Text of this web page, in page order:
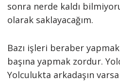
sonra nerde kaldı
olarak saklayacağım.
Bazı işleri beraber
başına yapmak zordur.
Yolculukta arkadaşın